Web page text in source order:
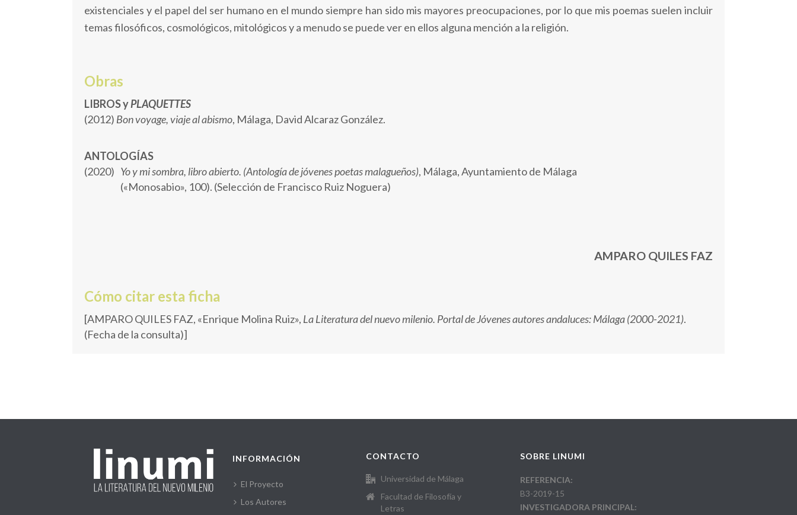
existenciales y el papel del ser humano en el mundo siempre han sido mis mayores preocupaciones, por lo que mis poemas suelen incluir
temas filosóficos, cosmológicos, mitológicos y a menudo se puede ver en ellos alguna mención a la religión.
Obras
LIBROS yPLAQUETTES
(2012) Bon voyage, viaje al abismo, Málaga, David Alcaraz González.
ANTOLOGÍAS
(2020) Yo y mi sombra, libro abierto. (Antología de jóvenes poetas malagueños), Málaga,Ayuntamiento de Málaga
(«Monosabio», 100). (Selección de Francisco Ruiz Noguera)
AMPARO QUILES FAZ
Cómo citar esta ficha
[AMPARO QUILES FAZ, «Enrique Molina Ruiz», La Literatura del nuevo milenio. Portal de Jóvenes autores andaluces: Málaga (2000-2021).
(Fecha de la consulta)]
INFORMACIÓN
El Proyecto
Los Autores
CONTACTO
Universidad de Málaga
Facultad de Filosofía y
Letras
SOBRE LINUMI
REFERENCIA:
B3-2019-15
INVESTIGADORA PRINCIPAL: